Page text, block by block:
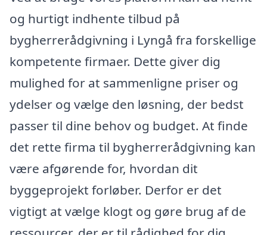
og hurtigt indhente tilbud på
bygherrerådgivning i Lyngå fra forskellige
kompetente firmaer. Dette giver dig
mulighed for at sammenligne priser og
ydelser og vælge den løsning, der bedst
passer til dine behov og budget. At finde
det rette firma til bygherrerådgivning kan
være afgørende for, hvordan dit
byggeprojekt forløber. Derfor er det
vigtigt at vælge klogt og gøre brug af de